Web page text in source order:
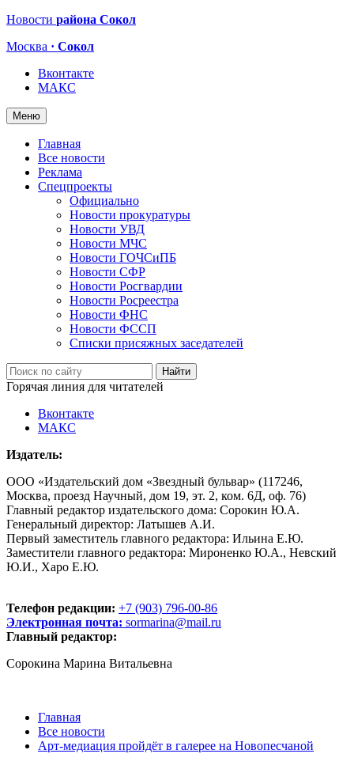
Новости района Сокол
Москва · Сокол
Вконтакте
МАКС
Меню
Главная
Все новости
Реклама
Спецпроекты
Официально
Новости прокуратуры
Новости УВД
Новости МЧС
Новости ГОЧСиПБ
Новости СФР
Новости Росгвардии
Новости Росреестра
Новости ФНС
Новости ФССП
Списки присяжных заседателей
Горячая линия для читателей
Вконтакте
МАКС
Издатель:
ООО «Издательский дом «Звездный бульвар» (117246,
Москва, проезд Научный, дом 19, эт. 2, ком. 6Д, оф. 76)
Главный редактор издательского дома: Сорокин Ю.А.
Генеральный директор: Латышев А.И.
Первый заместитель главного редактора: Ильина Е.Ю.
Заместители главного редактора: Мироненко Ю.А., Невский
Ю.И., Харо Е.Ю.
Телефон редакции: +7 (903) 796-00-86
Электронная почта: sormarina@mail.ru
Главный редактор:
Сорокина Марина Витальевна
Главная
Все новости
Арт-медиация пройдёт в галерее на Новопесчаной